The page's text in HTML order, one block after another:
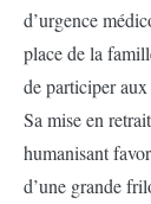
d’urgence
place de la
de participer
Sa mise en
humanisant
d’une grande